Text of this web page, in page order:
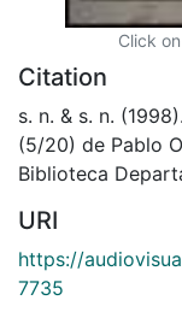
Click
Citation
s. n. & s. n.
(5/20) de Pablo
Biblioteca
URI
https://
7735